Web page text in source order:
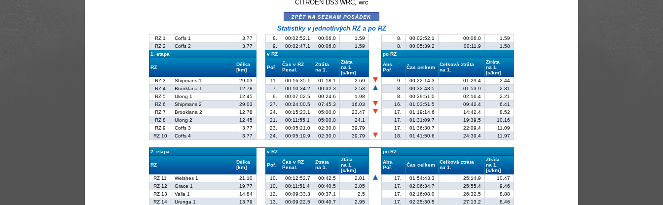
CITROËN DS3 WRC, wrc
zpět na seznam posádek
Statistiky v jednotlivých RZ a po RZ
RZ 1 Coffs 1 3.77 8. 00:02:52.1 00:06.0 1.59 8. 00:02:52.1 00:06.0
1.59
RZ 2
Coffs 2 3.77 9. 00:02:47.1 00:06.0 1.59 8. 00:05:39.2 00:11.9
1.58
1. etapa
v RZ po RZ
RZ
Délka
[km]
Poř.
Čas v RZ
Penal.
Ztráta
na 1.
Ztáta
na 1.
[s/km]
Abs.
Poř.
Čas celkem
Celková ztráta
na 1.
Ztráta
na 1.
[s/km]
RZ 3
Shipmans 1 29.03 11. 00:16:35.1 01:18.1 2.69 9. 00:22:14.3 01:29.4
2.44
RZ 4
Brooklana 1 12.78 7. 00:10:34.2 00:32.3 2.53 8. 00:32:48.5 01:53.9
2.31
RZ 5
Ulong 1 12.45 9. 00:07:02.5 00:24.6 1.98 8. 00:39:51.0 02:16.4
2.21
RZ 6
Shipmans 2 29.03 27. 00:24:00.5 07:45.3 16.03 16. 01:03:51.5 09:42.4
6.41
RZ 7
Brooklana 2 12.78 24. 00:15:23.1 05:00.0 23.47 17. 01:19:14.6 14:42.4
8.52
RZ 8
Ulong 2 12.45 21. 00:11:55.1 05:00.0 24.1 17. 01:31:09.7 19:39.5
10.16
RZ 9
Coffs 3 3.77 23. 00:05:21.0 02:30.0 39.79 17. 01:36:30.7 22:09.4
11.09
RZ 10
Coffs 4 3.77 24. 00:05:19.9 02:30.0 39.79 18. 01:41:50.6 24:39.4 11.97
2. etapa v RZ po RZ
RZ
Délka
[km]
Poř.
Čas v RZ
Penal.
Ztráta
na 1.
Ztáta
na 1.
[s/km]
Abs.
Poř.
Čas celkem
Celková ztráta
na 1.
Ztráta
na 1.
[s/km]
RZ 11
Welshes 1 21.10 10. 00:12:52.7 00:42.5 2.01 17. 01:54:43.3 25:14.9
10.47
RZ 12
Grace 1 19.77 10. 00:11:51.4 00:40.5 2.05 17. 02:06:34.7 25:55.4
9.46
RZ 13
Valla 1 14.84 12. 00:09:33.3 00:37.1 2.5 17. 02:16:08.0 26:32.5
8.88
RZ 14
Urunga 1 13.79 13. 00:09:22.5 00:40.7 2.95 17. 02:25:30.5 27:13.2
8.46